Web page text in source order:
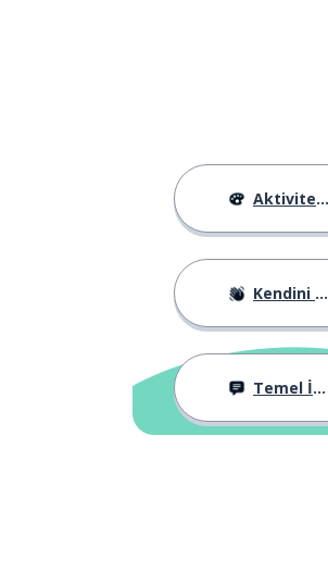
Aktiviteler
Kendini Tanıtma
Temel İfadeler